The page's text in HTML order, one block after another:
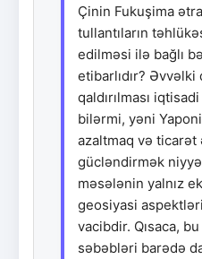
Çinin Fukuşima
tullantıların
edilməsi ilə bağlı
etibarlıdır? Əvvəlki
qaldırılması
bilərmi, yəni
azaltmaq və ticarət
gücləndirmək
məsələnin yalnız
geosiyasi
vacibdir. Qısaca,
səbəbləri barədə